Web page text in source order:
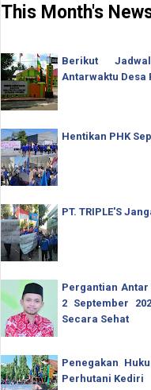
This Month's
Berikut
Antarwaktu Desa
Hentikan PHK
PT. TRIPLE'S
Pergantian Antar
2 September
Secara Sehat
Penegakan
Perhutani Kediri